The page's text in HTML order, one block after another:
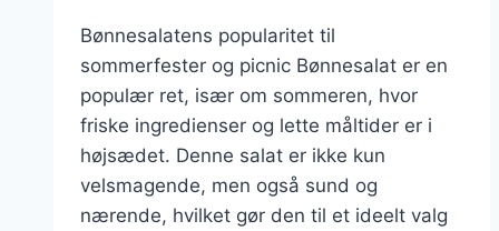
Bønnesalatens popularitet til
sommerfester og picnic Bønnesalat er en
populær ret, især om sommeren, hvor
friske ingredienser og lette måltider er i
højsædet. Denne salat er ikke kun
velsmagende, men også sund og
nærende, hvilket gør den til et ideelt valg